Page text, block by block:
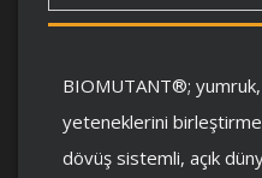
BIOMUTANT®;
yeteneklerini
dövüş sistemli, açık